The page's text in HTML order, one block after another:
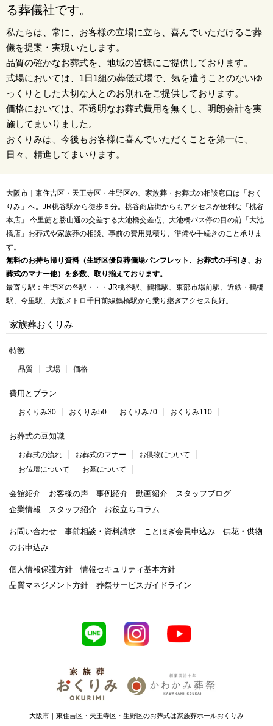
る葬儀社です。
私たちは、常に、お客様の立場に立ち、喜んでいただけるご葬
儀を提案・実現いたします。
品質の確かなお葬式を、地域の皆様にご提供しております。
式場においては、1日1組の葬儀式場で、気を遣うことのないゆ
っくりとした大切な人とのお別れをご提供しております。
価格においては、不透明なお葬式費用を無くし、明朗会計を実
施してまいりました。
おくりみは、今後もお客様に喜んでいただくことを第一に、
日々、精進してまいります。
大阪市｜東住吉区・天王寺区・生野区の、家族葬・お葬式の相談窓口は「おく
りみ」へ。JR桃谷駅から徒歩５分。桃谷商店街からもアクセスが便利な「桃谷
本店」 今里筋と勝山通の交差する大池橋交差点、大池橋バス停の目の前「大池
橋店」お葬式や家族葬の相談、事前の費用見積り、準備や手続きのこと承りま
す。
無料のお持ち帰り資料（生野区優良葬儀場パンフレット、お葬式の手引き、お
葬式のマナー他）を多数、取り揃えております。
最寄り駅：生野区の各駅・・・JR桃谷駅、鶴橋駅、東部市場前駅、近鉄・鶴橋
駅、今里駅、大阪メトロ千日前線鶴橋駅から乗り継ぎアクセス良好。
家族葬おくりみ
特徴
品質 式場 価格
費用とプラン
おくりみ30 おくりみ50 おくりみ70 おくりみ110
お葬式の豆知識
お葬式の流れ お葬式のマナー
お供物について
お仏壇について
お墓について
会館紹介 お客様の声 事例紹介 動画紹介
スタッフブログ
企業情報
スタッフ紹介 お役立ちコラム
お問い合わせ 事前相談・資料請求 ことほぎ会員申込み
供花・供物
のお申込み
個人情報保護方針
情報セキュリティ基本方針
品質マネジメント方針
葬祭サービスガイドライン
大阪市｜東住吉区・天王寺区・生野区のお葬式は家族葬ホールおくりみ